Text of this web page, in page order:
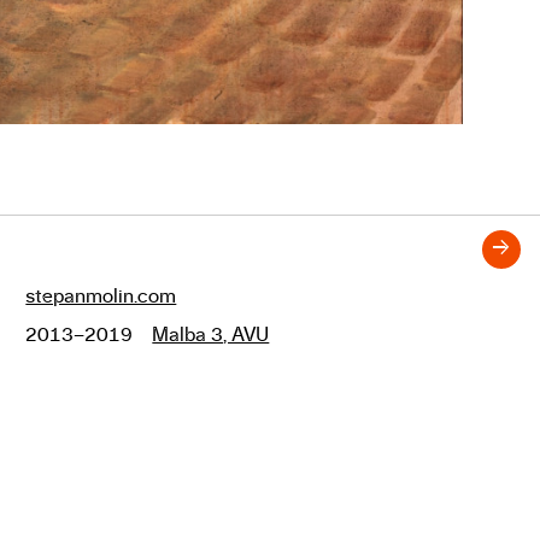
→
Odkazy
stepanmolin.com
Studium
2013–2019 Malba 3, AVU